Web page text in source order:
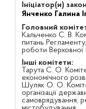
Ініціатор(и)
Янченко Галина
Головний
Кальченко С. В.
питань
роботи Верховної
Інші комітети:
Тарута С. О.
економічного
Шуляк О. О.
організації
самоврядування,